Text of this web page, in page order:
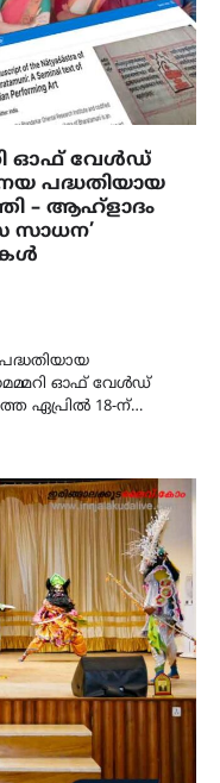
ഓഫ് വേൾഡ്
പദ്ധതിയായ
– ആഹ്ളാദം
സാധന’
ഓഫ് വേൾഡ്
ഏപ്രിൽ 18-ന്…